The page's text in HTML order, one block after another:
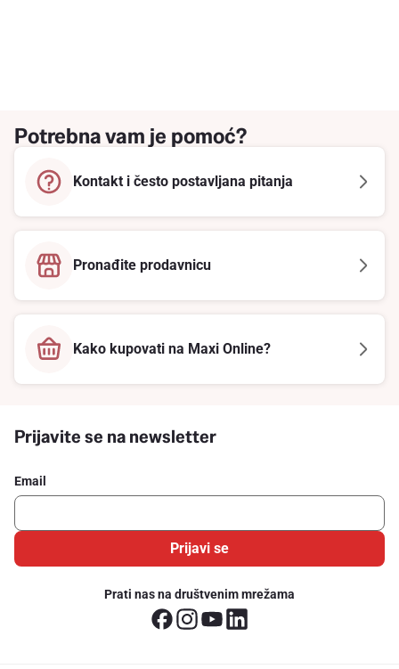
Potrebna vam je pomoć?
Kontakt i često postavljana pitanja
Pronađite prodavnicu
Kako kupovati na Maxi Online?
Prijavite se na newsletter
Email
Prijavi se
Prati nas na društvenim mrežama